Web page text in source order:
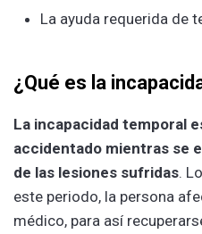
La ayuda requerida de
¿Qué es la
La incapacidad temporal
accidentado mientras se
de las lesiones sufridas.
este periodo, la persona
médico, para así